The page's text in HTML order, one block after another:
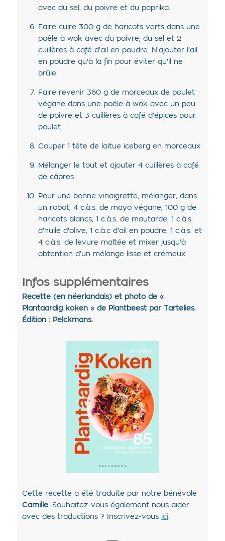
avec du sel, du poivre et du paprika.
Faire cuire 300 g de haricots verts dans une
poêle à wok avec du poivre, du sel et 2
cuillères à café d'ail en poudre. N'ajouter l'ail
en poudre qu'à la fin pour éviter qu'il ne
brûle.
Faire revenir 360 g de morceaux de poulet
végane dans une poêle à wok avec un peu
de poivre et 3 cuillères à café d'épices pour
poulet.
Couper 1 tête de laitue iceberg en morceaux.
Mélanger le tout et ajouter 4 cuillères à café
de câpres.
Pour une bonne vinaigrette, mélanger, dans
un robot, 4 c.à.s. de mayo végane, 100 g de
haricots blancs, 1 c.à.s. de moutarde, 1 c.à.s.
d'huile d'olive, 1 c.à.c d'ail en poudre, 1 c.à.s. et
4 c.à.s. de levure maltée et mixer jusqu'à
obtention d'un mélange lisse et crémeux.
Infos supplémentaires
Recette (en néerlandais) et photo de «
Plantaardig koken » de Plantbeest par Tartelies.
Édition : Pelckmans.
Cette recette a été traduite par notre bénévole
Camille. Souhaitez-vous également nous aider
avec des traductions ? Inscrivez-vous ici.